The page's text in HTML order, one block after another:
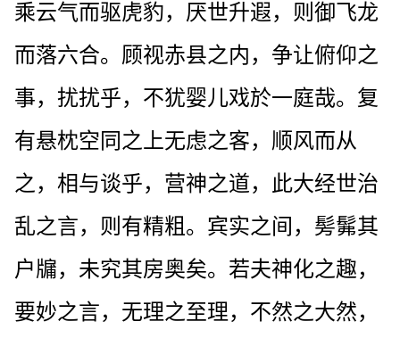
乘云气而驱虎豹，厌世升遐，则御飞龙
而落六合。顾视赤县之内，争让俯仰之
事，扰扰乎，不犹婴儿戏於一庭哉。复
有悬枕空同之上无虑之客，顺风而从
之，相与谈乎，营神之道，此大经世治
乱之言，则有精粗。宾实之间，髣髴其
户牖，未究其房奥矣。若夫神化之趣，
要妙之言，无理之至理，不然之大然，